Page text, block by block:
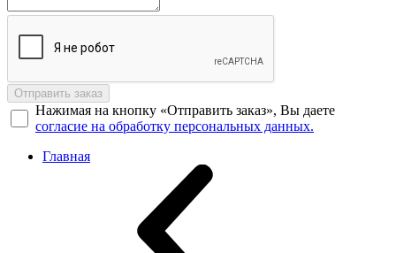
Отправить заказ
Нажимая на кнопку «Отправить заказ», Вы даете
согласие на обработку персональных данных.
Главная